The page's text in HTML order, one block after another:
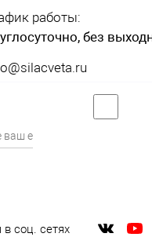
работы:
без
соц. сетях